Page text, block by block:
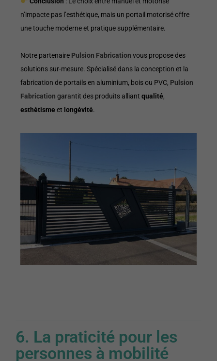
n’impacte pas l’esthétique, mais un portail motorisé offre
une touche moderne et pratique supplémentaire.
Notre partenaire Pulsion Fabrication vous propose des
solutions sur-mesure. Spécialisé dans la conception et la
fabrication de portails en aluminium, bois ou PVC, Pulsion
Fabrication garantit des produits alliantqualité,
esthétisme et longévité.
6. La praticité pour les
personnes à mobilité